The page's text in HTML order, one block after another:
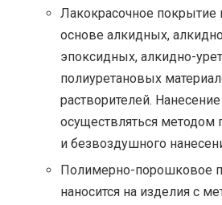
Лакокрасочное покрытие
основе алкидных,
эпоксидных, алкидно-
полиуретановых
растворителей.
осуществляться методом
и безвоздушного
Полимерно-порошковое
наносится на изделия с